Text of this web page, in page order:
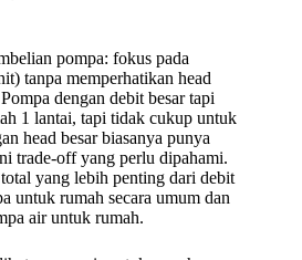
pompa: fokus pada
tanpa memperhatikan head
dengan debit besar tapi
1 lantai, tapi tidak cukup untuk
head besar biasanya punya
trade-off yang perlu dipahami.
yang lebih penting dari debit
untuk rumah secara umum dan
air untuk rumah.